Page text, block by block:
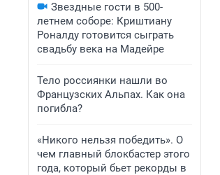
Звездные гости в 500-
летнем соборе: Криштиану
Роналду готовится сыграть
свадьбу века на Мадейре
Тело россиянки нашли во
Французских Альпах. Как она
погибла?
«Никого нельзя победить». О
чем главный блокбастер этого
года, который бьет рекорды в